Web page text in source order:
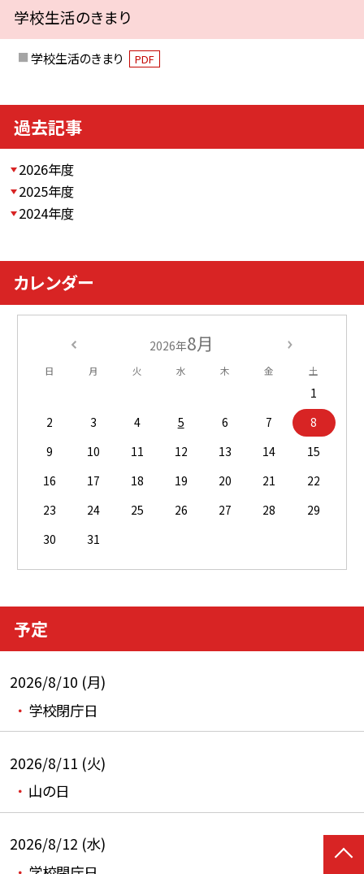
学校生活のきまり
学校生活のきまり PDF
過去記事
2026年度
2025年度
2024年度
カレンダー
2026年8月
日 月 火 水 木 金 土
1
2
3 4 5 6 7
8
9
10 11 12 13 14
15
16
17 18 19 20 21
22
23
24 25 26 27 28
29
30
31
予定
2026/8/10 (月)
学校閉庁日
2026/8/11 (火)
山の日
2026/8/12 (水)